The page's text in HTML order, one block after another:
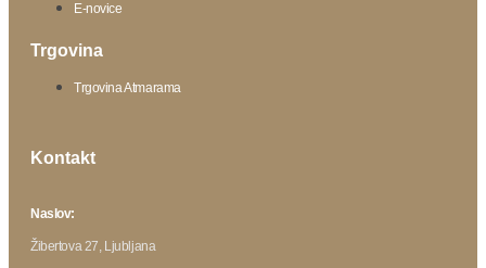
E-novice
Trgovina
Trgovina Atmarama
Kontakt
Naslov:
Žibertova 27, Ljubljana